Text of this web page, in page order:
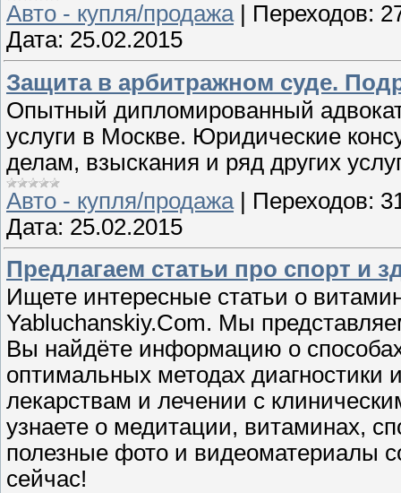
Авто - купля/продажа| Переходов:
Дата: 25.02.2015
Защита в арбитражном суде.
Опытный дипломированный
услуги в Москве. Юридические
делам, взыскания и ряд других
Авто - купля/продажа| Переходов:
Дата: 25.02.2015
Предлагаем статьи про спорт и
Ищете интересные статьи о
Yabluchanskiy.Com. Мы
Вы найдёте информацию о
оптимальных методах
лекарствам и лечении с
узнаете о медитации, витаминах,
полезные фото и видеоматериалы
сейчас!